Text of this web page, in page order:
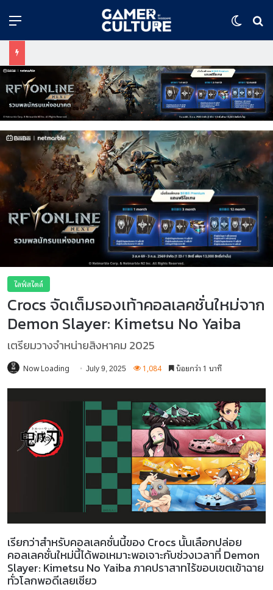
Menu
ไลฟ์สไตล์
Crocs จัดเต็มรองเท้าคอลเลคชั่นใหม่จาก
Demon Slayer: Kimetsu No Yaiba
เตรียมวางจำหน่ายสิงหาคม 2025
Now Loading July 9, 2025 1,084 น้อยกว่า 1 นาที
เรียกว่าสำหรับคอลเลคชั่นนี้ของ Crocs นั้นเลือกปล่อย
คอลเลคชั่นใหม่นี้ได้พอเหมาะพอเจาะกับช่วงเวลาที่ Demon
Slayer: Kimetsu No Yaiba ภาคปราสาทไร้ขอบเขตเข้าฉาย
ทั่วโลกพอดีเลยเชียว